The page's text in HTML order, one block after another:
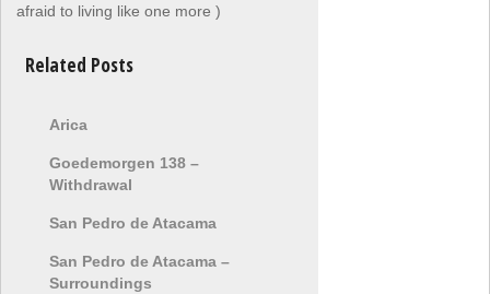
afraid to living like one more )
Related Posts
Arica
Goedemorgen 138 –
Withdrawal
San Pedro de Atacama
San Pedro de Atacama –
Surroundings